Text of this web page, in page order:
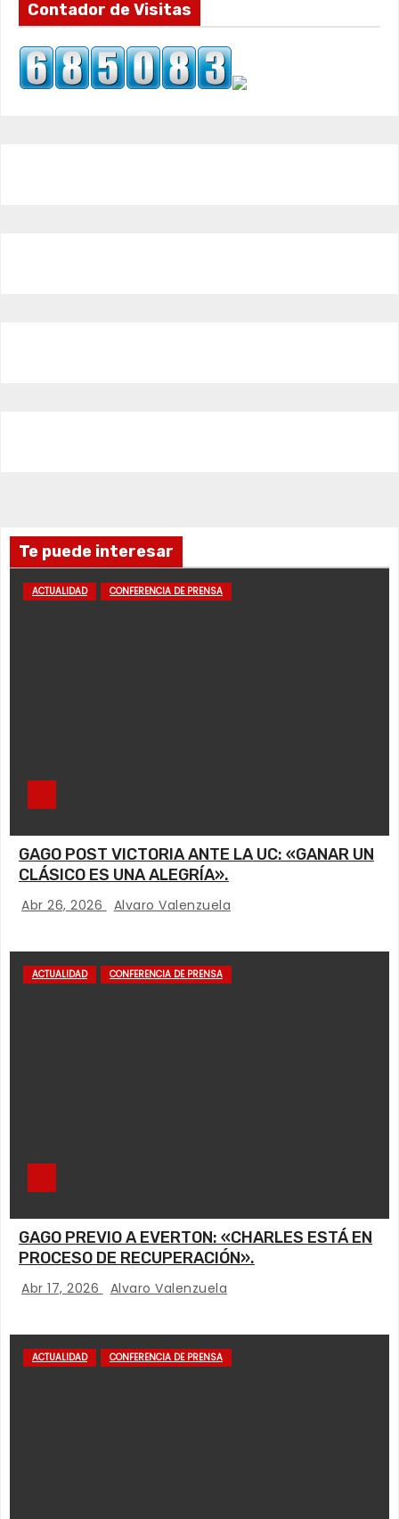
Contador de Visitas
Te puede interesar
ACTUALIDAD CONFERENCIA DE PRENSA
GAGO POST VICTORIA ANTE LA UC: «GANAR UN
CLÁSICO ES UNA ALEGRÍA».
Abr 26, 2026 Alvaro Valenzuela
ACTUALIDAD CONFERENCIA DE PRENSA
GAGO PREVIO A EVERTON: «CHARLES ESTÁ EN
PROCESO DE RECUPERACIÓN».
Abr 17, 2026 Alvaro Valenzuela
ACTUALIDAD CONFERENCIA DE PRENSA